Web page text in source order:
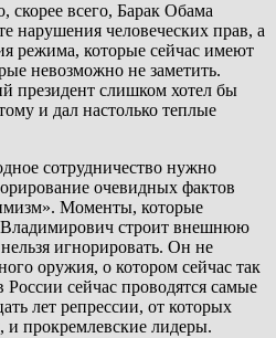
скорее всего, Барак Обама
нарушения человеческих прав, а
режима, которые сейчас имеют
невозможно не заметить.
президент слишком хотел бы
и дал настолько теплые
сотрудничество нужно
очевидных фактов
Моменты, которые
строит внешнюю
игнорировать. Он не
оружия, о котором сейчас так
сейчас проводятся самые
лет репрессии, от которых
прокремлевские лидеры.